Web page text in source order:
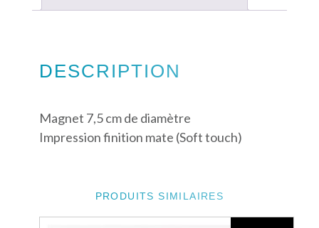
DESCRIPTION
Magnet 7,5 cm de diamètre
Impression finition mate (Soft touch)
PRODUITS SIMILAIRES